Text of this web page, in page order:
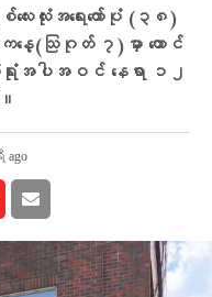
ေးလုံးအရေးတော်ပုံ (၃၈)
ေ့(သြဂုတ် ၇)မှာ တောင်
းအပါအဝင် နေရာ ၁၂
ago